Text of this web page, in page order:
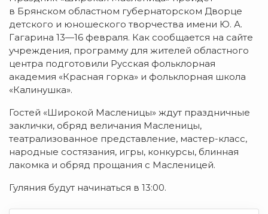
в Брянском областном губернаторском Дворце
детского и юношеского творчества имени Ю. А.
Гагарина 13—16 февраля. Как сообщается на сайте
учреждения, программу для жителей областного
центра подготовили Русская фольклорная
академия «Красная горка» и фольклорная школа
«Калинушка».
Гостей «Широкой Масленицы» ждут праздничные
заклички, обряд величания Масленицы,
театрализованное представление, мастер-класс,
народные состязания, игры, конкурсы, блинная
лакомка и обряд прощания с Масленицей.
Гуляния будут начинаться в 13:00.